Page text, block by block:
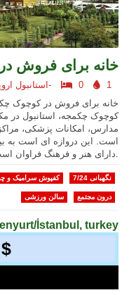
خانه برای فروش
استانبول اروپایی- 0
1
خانه برای فروش در کوچوک
کوچوک چکمجه، استانبول در
مدارس، امکانات پزشکی،
است. این دروازه ای است به
دارای هنر و فرهنگ فراوان است.
کفپوش سرامیک و نگهبانی 7/24
سالن ورزشی درون مجتمع
İstanbul, turkey